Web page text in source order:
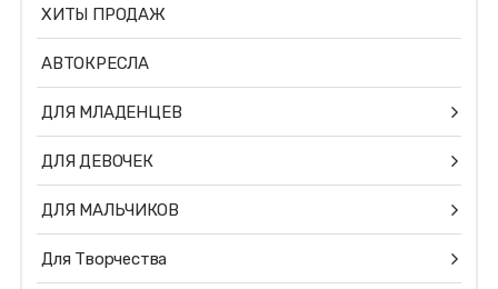
ХИТЫ ПРОДАЖ
АВТОКРЕСЛА
ДЛЯ МЛАДЕНЦЕВ
ДЛЯ ДЕВОЧЕК
ДЛЯ МАЛЬЧИКОВ
Для Творчества